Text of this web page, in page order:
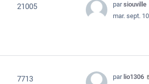
21005 parsiouville
mar. sept.
7713 par lio1306